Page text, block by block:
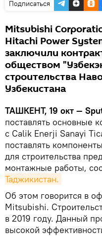
Подписаться
Mitsubishi
Hitachi Power
заключили
обществом
строительства
Узбекистана
ТАШКЕНТ, 19 окт —
поставлять основные
с Calik Enerji Sanayi
поставлять
для строительства
монтажные работы,
Таджикистан.
Об этом говорится в
Mitsubishi.
в 2019 году. Данный
высокой